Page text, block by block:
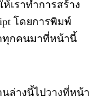
เราทำการสร้าง
โดยการพิมพ์
าทุกคนมาที่หน้านี้
ล่างนี้ไปวางที่หน้า